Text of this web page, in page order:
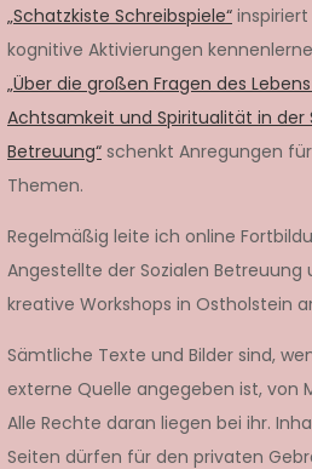
„Schatzkiste Schreibspiele“
kognitive Aktivierungen
„Über die großen Fragen des
Achtsamkeit und Spiritualität in der
Betreuung“ schenkt Anregungen
Themen.
Regelmäßig leite ich online
Angestellte der Sozialen Betreuung
kreative Workshops in Ostholstein
Sämtliche Texte und Bilder sind,
externe Quelle angegeben ist, von
Alle Rechte daran liegen bei ihr.
Seiten dürfen für den privaten